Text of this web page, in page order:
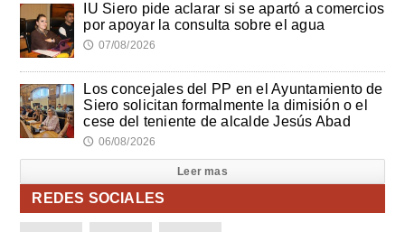
IU Siero pide aclarar si se apartó a comercios
por apoyar la consulta sobre el agua
🕔 07/08/2026
Los concejales del PP en el Ayuntamiento de
Siero solicitan formalmente la dimisión o el
cese del teniente de alcalde Jesús Abad
🕔 06/08/2026
Leer mas
REDES SOCIALES